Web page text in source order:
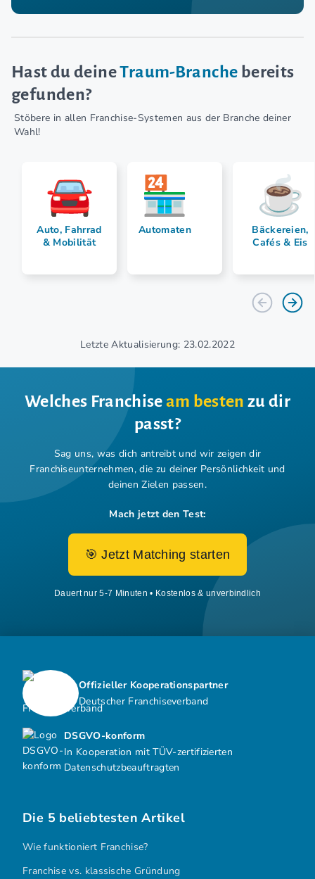
Hast du deineTraum-Branche bereits
gefunden?
Stöbere in allen Franchise-Systemen aus der Branche deiner
Wahl!
Auto, Fahrrad
& Mobilität
Automaten
Bäckereien,
Cafés & Eis
Letzte Aktualisierung: 23.02.2022
Welches Franchiseam besten zu dir
passt?
Sag uns, was dich antreibt und wir zeigen dir
Franchiseunternehmen, die zu deiner Persönlichkeit und
deinen Zielen passen.
Mach jetzt den Test:
🎯 Jetzt Matching starten
Dauert nur 5-7 Minuten • Kostenlos & unverbindlich
DSGVO-konform
In Kooperation mit TÜV-zertifizierten
Datenschutzbeauftragten
Offizieller Kooperationspartner
Deutscher Franchiseverband
Die 5 beliebtesten Artikel
Wie funktioniert Franchise?
Franchise vs. klassische Gründung